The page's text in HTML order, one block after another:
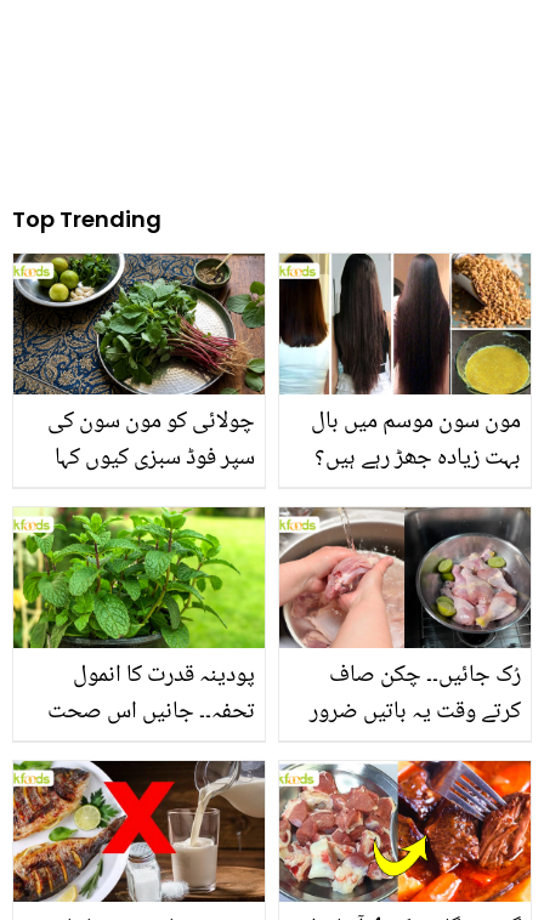
Top Trending
چولائی کو مون سون کی
سپر فوڈ سبزی کیوں کہا
منرلز اور اینٹی آکسیڈنٹس
سے بھرپور اس سبزی کے
فائدے
مون سون موسم میں بال
بہت زیادہ جھڑ رہے ہیں؟
بنانے کے چند قدرتی طریقے
پودینہ قدرت کا انمول
تحفہ۔۔ جانیں اس صحت
انگیز طبی فوائد
رُک جائیں۔۔ چکن صاف
کرتے وقت یہ باتیں ضرور